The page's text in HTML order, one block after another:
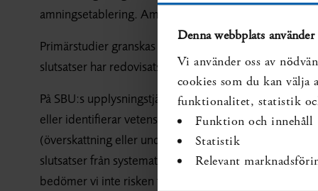
Denna webbplats
Vi använder oss av
cookies som du kan välja
funktionalitet, statistik
Funktion och innehåll
Statistik
Relevant
amningsetablering. Amningsetableringen kan ha
Primärstudier granskas inte med avseende på risk för
slutsatser har redovisats i svaret, men studierna finns
På SBU:s upplysningstjänst identifierar och redovisar
eller identifierar vetenskapliga studier som svar på en
(överskattning eller underskattning av resultat) i
slutsatser från systematiska översikter med låg eller
bedömer vi inte risken för bias och därför presenteras